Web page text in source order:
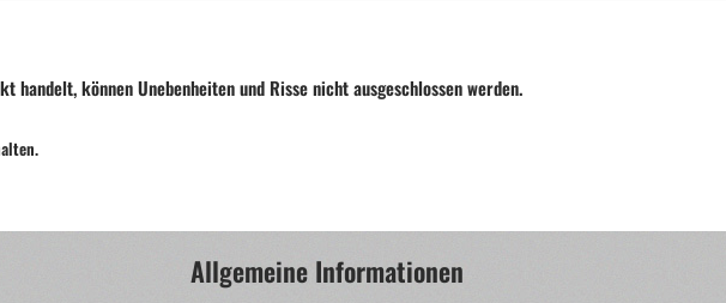
handelt, können Unebenheiten und Risse nicht ausgeschlossen werden.
Allgemeine Informationen